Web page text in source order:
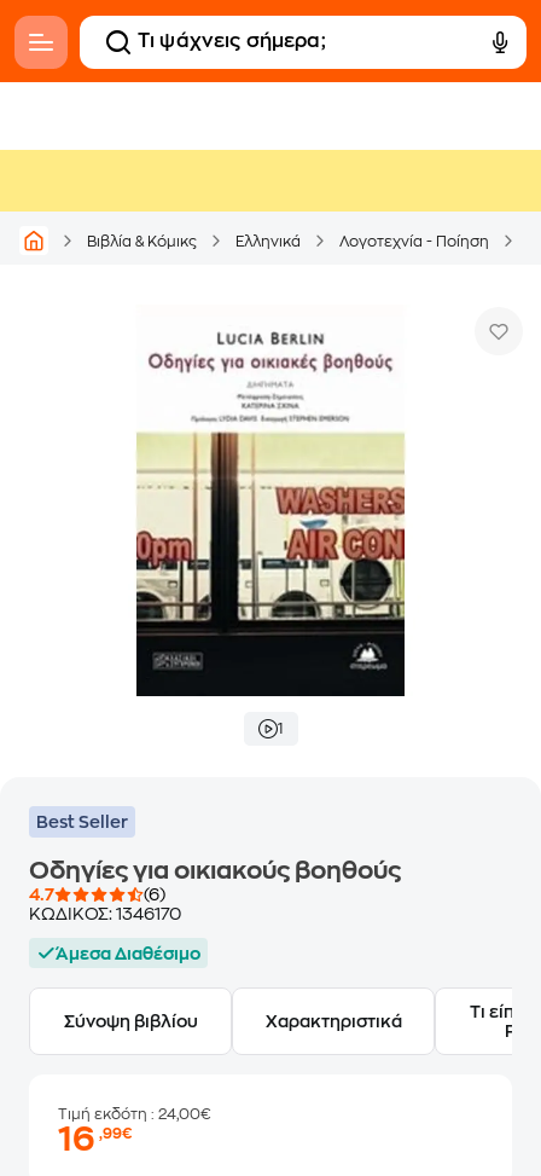
Βιβλία & Κόμικς Ελληνικά Λογοτεχνία - Ποίηση
1
Best Seller
Οδηγίες για οικιακούς βοηθούς
4.7
(6)
ΚΩΔΙΚΟΣ: 1346170
Άμεσα Διαθέσιμο
Σύνοψη βιβλίου Χαρακτηριστικά
Τι
Τιμή εκδότη : 24,00€
16,99€